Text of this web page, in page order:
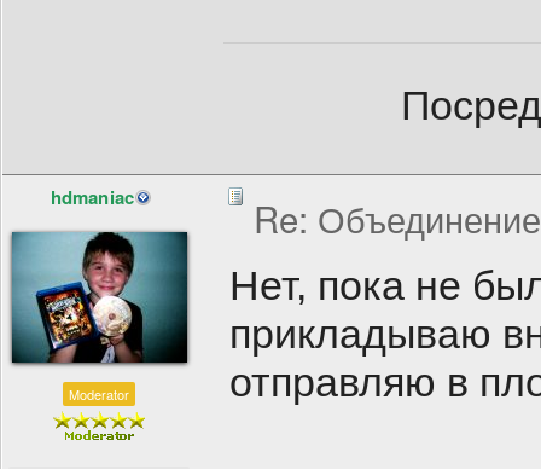
hdmaniac
Moderator
Re:
Нет, пока не
прикладываю
отправляю в